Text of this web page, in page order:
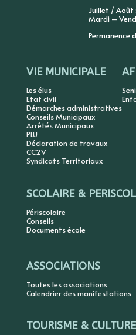
Juillet / Août :
Mardi –
Permanence
VIE MUNICIPALE
Les élus
Etat civil
Démarches administratives
Conseils Municipaux
Arrêtés Municipaux
PLU
Déclaration de travaux
CC2V
Syndicats Territoriaux
SCOLAIRE &
Périscolaire
Conseils
Documents école
ASSOCIATIONS
Toutes les associations
Calendrier des manifestations
TOURISME & CULTURE